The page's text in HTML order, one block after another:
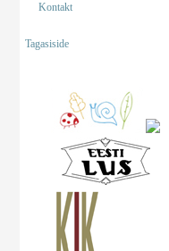
Kontakt
Tagasiside